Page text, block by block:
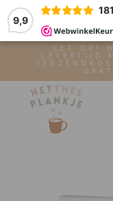
9,9
181
LET OP!
LEVERTIJD